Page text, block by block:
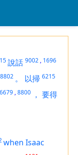
說話 9002 , 1696
8802 。 以掃 6215
6679 ,8800 ， 要得
when Isaac